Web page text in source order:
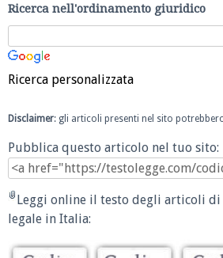
Ricerca nell'ordinamento giuridico
Ricerca personalizzata
Disclaimer: gli articoli presenti nel sito
Pubblica questo articolo nel tuo sito:
Leggi online il testo degli articoli di
legale in Italia: